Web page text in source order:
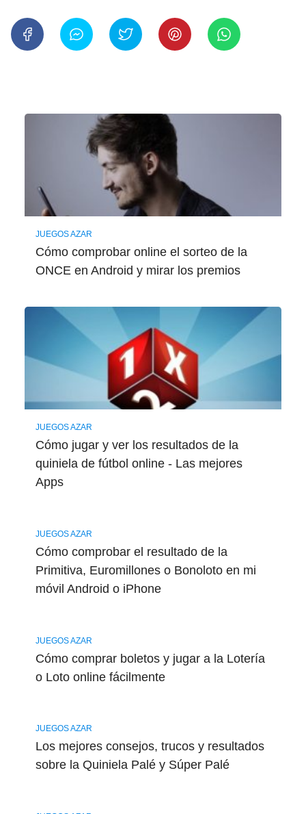
JUEGOS AZAR
Cómo comprobar online el sorteo de la
ONCE en Android y mirar los premios
JUEGOS AZAR
Cómo jugar y ver los resultados de la
quiniela de fútbol online - Las mejores
Apps
JUEGOS AZAR
Cómo comprobar el resultado de la
Primitiva, Euromillones o Bonoloto en mi
móvil Android o iPhone
JUEGOS AZAR
Cómo comprar boletos y jugar a la Lotería
o Loto online fácilmente
JUEGOS AZAR
Los mejores consejos, trucos y resultados
sobre la Quiniela Palé y Súper Palé